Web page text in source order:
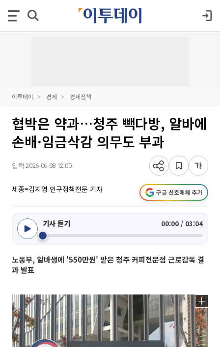
이투데이 경제 경제정책
협박은 약과…청주 빽다방, 알바에
손배·임금삭감 의무도 부과
입력 2026-06-08 12:00
세종=김지영 인구정책전문 기자 구글 선호매체 추가
기사 듣기 00:00 / 03:04
노동부, 알바생에 '550만원' 받은 청주 커피전문점 근로감독 결
과 발표